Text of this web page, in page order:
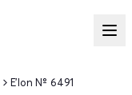
E'lon № 6491